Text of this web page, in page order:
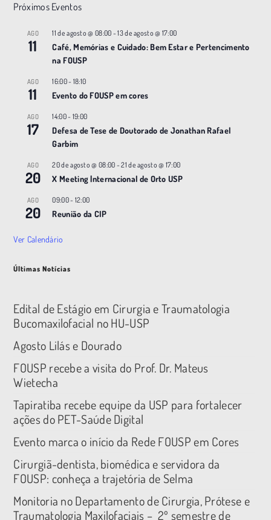
Próximos Eventos
AGO
11
11 de agosto @ 08:00 -13 de agosto @ 17:00
Café, Memórias e Cuidado: Bem Estar e Pertencimento
na FOUSP
AGO
11
16:00- 18:10
Evento do FOUSP em cores
AGO
17
14:00- 19:00
Defesa de Tese de Doutorado de Jonathan Rafael
Garbim
AGO
20
20 de agosto @ 08:00 -21 de agosto @ 17:00
X Meeting |nternacional de Orto USP
AGO
20
09:00- 12:00
Reunião da CIP
Ver Calendário
Últimas Notícias
Edital de Estágio em Cirurgia e Traumatologia
Bucomaxilofacial no HU-USP
Agosto Lilás e Dourado
FOUSP recebe a visita do Prof. Dr. Mateus
Wietecha
Tapiratiba recebe equipe da USP para fortalecer
ações do PET-Saúde Digital
Evento marca o início da Rede FOUSP em Cores
Cirurgiã-dentista, biomédica e servidora da
FOUSP: conheça a trajetória de Selma
Monitoria no Departamento de Cirurgia, Prótese e
Traumatologia Maxilofaciais – 2º semestre de